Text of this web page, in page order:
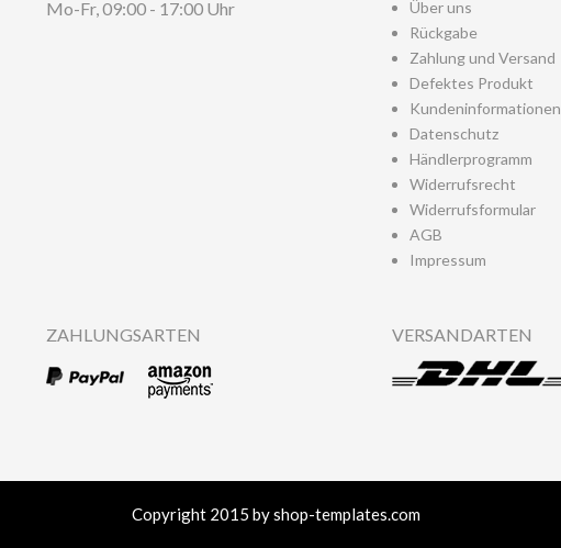
Mo-Fr, 09:00 - 17:00 Uhr
Über uns
Rückgabe
Zahlung und Versand
Defektes Produkt
Kundeninformationen
Datenschutz
Händlerprogramm
Widerrufsrecht
Widerrufsformular
AGB
Impressum
ZAHLUNGSARTEN VERSANDARTEN
Copyright 2015 by shop-templates.com